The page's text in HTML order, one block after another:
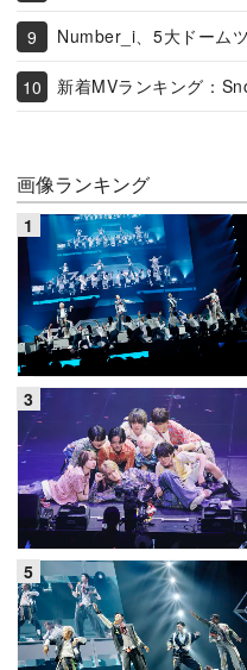
Number_i、5大ドーム
新着MVランキング：
画像ランキング